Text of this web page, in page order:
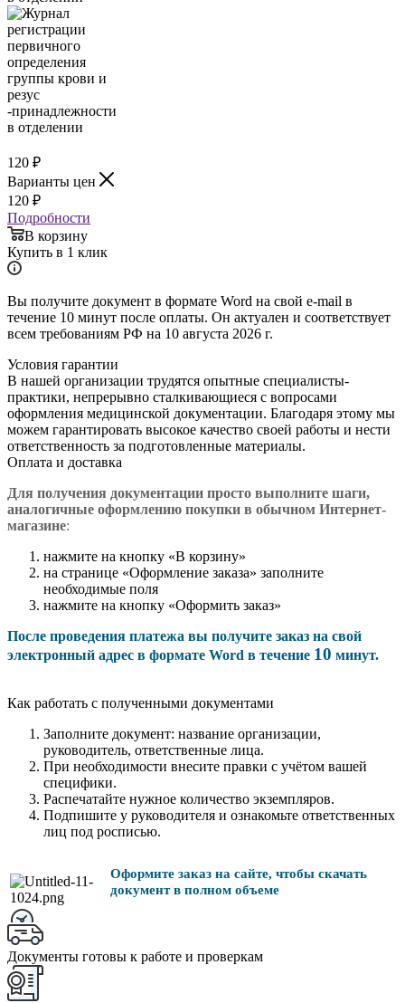
120 ₽
Варианты цен
120 ₽
Подробности
В корзину
Купить в 1 клик
Вы получите документ в формате Word на свой e-mail в
течение 10 минут после оплаты. Он актуален и соответствует
всем требованиям РФ на 10 августа 2026 г.
Условия гарантии
В нашей организации трудятся опытные специалисты-
практики, непрерывно сталкивающиеся с вопросами
оформления медицинской документации. Благодаря этому мы
можем гарантировать высокое качество своей работы и нести
ответственность за подготовленные материалы.
Оплата и доставка
Для получения документации просто выполните шаги,
аналогичные оформлению покупки в обычном Интернет-
магазине:
нажмите на кнопку «В корзину»
на странице «Оформление заказа» заполните
необходимые поля
нажмите на кнопку «Оформить заказ»
После проведения платежа вы получите заказ на свой
электронный адрес в формате Word в течение 10 минут.
Как работать с полученными документами
Заполните документ: название организации,
руководитель, ответственные лица.
При необходимости внесите правки с учётом вашей
специфики.
Распечатайте нужное количество экземпляров.
Подпишите у руководителя и ознакомьте ответственных
лиц под росписью.
Оформите заказ на сайте, чтобы скачать
документ в полном объеме
Документы готовы к работе и проверкам